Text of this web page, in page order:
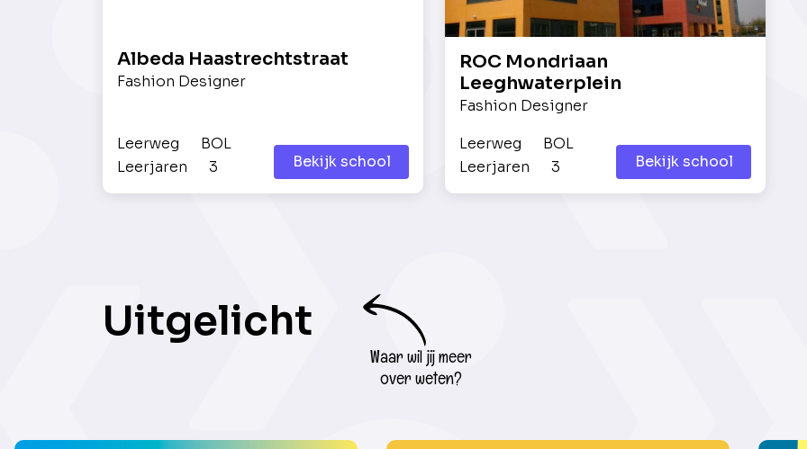
Albeda Haastrechtstraat
Fashion Designer
Leerweg
BOL
Leerjaren
3 Bekijk school
ROC Mondriaan
Leeghwaterplein
Fashion Designer
Leerweg
BOL
Leerjaren
3 Bekijk school
Uitgelicht
Waar wil jij meer
over weten?